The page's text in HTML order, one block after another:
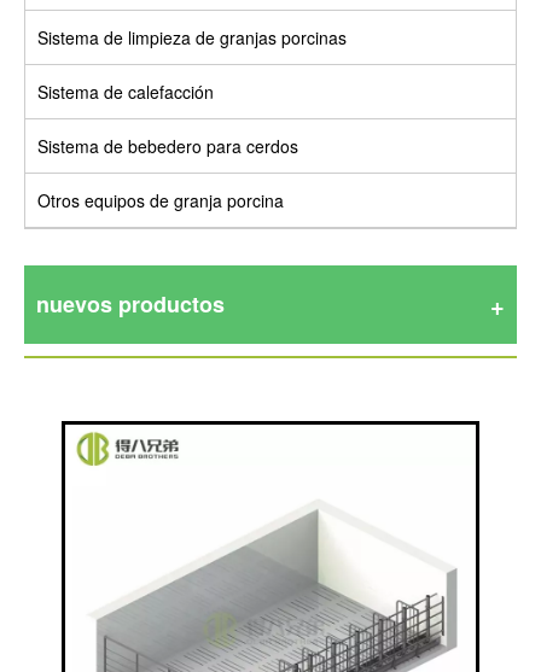
Sistema de limpieza de granjas porcinas
Sistema de calefacción
Sistema de bebedero para cerdos
Otros equipos de granja porcina
nuevos productos